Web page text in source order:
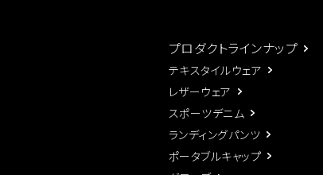
プロダクトラインナップ
テキスタイルウェア
レザーウェア
スポーツデニム
ランディングパンツ
ポータブルキャップ